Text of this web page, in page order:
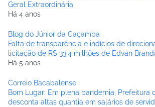
Geral Extraordinária
Há 4 anos
Blog do Júnior da Caçamba
Falta de transparência e indícios de
licitação de R$ 33,4 milhões de Edvan
Há 5 anos
Correio Bacabalense
Bom Lugar: Em plena pandemia, Prefeitura
desconta altas quantia em salários de